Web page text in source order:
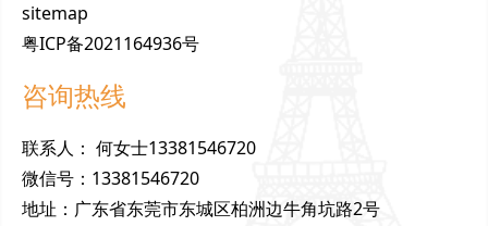
sitemap
粤ICP备2021164936号
咨询热线
联系人 ： 何女士13381546720
微信号 ： 13381546720
地址 ： 广东省东莞市东城区柏洲边牛角坑路2号